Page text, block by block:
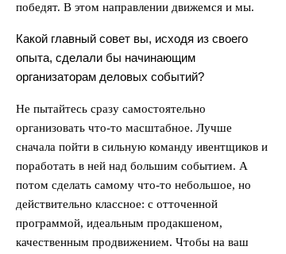
победят. В этом направлении движемся и мы.
Какой главный совет вы, исходя из своего
опыта, сделали бы начинающим
организаторам деловых событий?
Не пытайтесь сразу самостоятельно
организовать что-то масштабное. Лучше
сначала пойти в сильную команду ивентщиков и
поработать в ней над большим событием. А
потом сделать самому что-то небольшое, но
действительно классное: с отточенной
программой, идеальным продакшеном,
качественным продвижением. Чтобы на ваш